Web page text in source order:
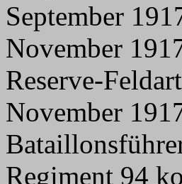
September
November
Reserve-
November
Regiment 94